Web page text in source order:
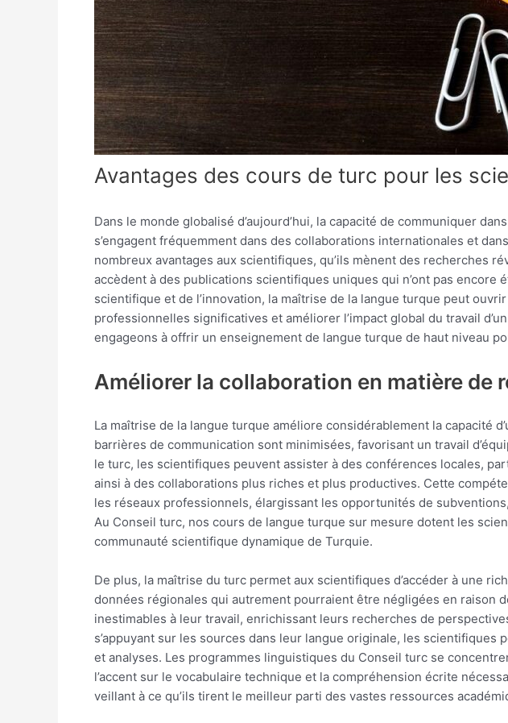
Avantages des cours de turc pour les
Dans le monde globalisé d’aujourd’hui, la capacité de communiquer
s’engagent fréquemment dans des collaborations internationales et
nombreux avantages aux scientifiques, qu’ils mènent des recherches
accèdent à des publications scientifiques uniques qui n’ont pas
scientifique et de l’innovation, la maîtrise de la langue turque peut
professionnelles significatives et améliorer l’impact global du travail
engageons à offrir un enseignement de langue turque de haut niveau
Améliorer la collaboration en matière de
La maîtrise de la langue turque améliore considérablement la capacité
barrières de communication sont minimisées, favorisant un travail
le turc, les scientifiques peuvent assister à des conférences locales,
ainsi à des collaborations plus riches et plus productives. Cette
les réseaux professionnels, élargissant les opportunités de
Au Conseil turc, nos cours de langue turque sur mesure dotent les
communauté scientifique dynamique de Turquie.
De plus, la maîtrise du turc permet aux scientifiques d’accéder à une
données régionales qui autrement pourraient être négligées en raison
inestimables à leur travail, enrichissant leurs recherches de
s’appuyant sur les sources dans leur langue originale, les
et analyses. Les programmes linguistiques du Conseil turc se
l’accent sur le vocabulaire technique et la compréhension écrite
veillant à ce qu’ils tirent le meilleur parti des vastes ressources